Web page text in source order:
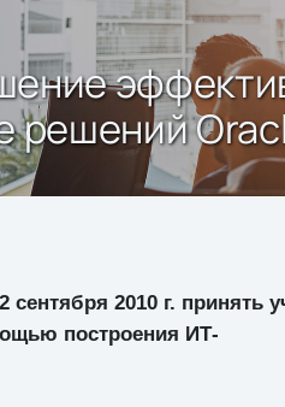
решений
2010 г. принять
построения ИТ-